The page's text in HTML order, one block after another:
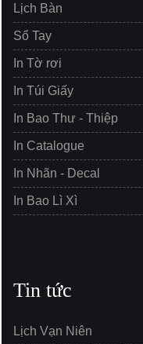
Lịch Bàn
Sổ Tay
In Tờ rơi
In Túi Giấy
In Bao Thư - Thiệp
In Catalogue
In Nhãn - Decal
In Bao Lì Xì
Tin tức
Lịch Vạn Niên